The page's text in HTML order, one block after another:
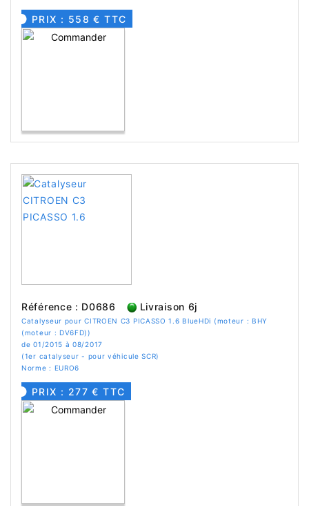
PRIX : 558 € TTC
Référence : D0686 Livraison 6j
Catalyseur pour CITROEN C3 PICASSO 1.6 BlueHDi (moteur : BHY
(moteur : DV6FD))
de 01/2015 à 08/2017
(1er catalyseur - pour véhicule SCR)
Norme : EURO6
PRIX : 277 € TTC